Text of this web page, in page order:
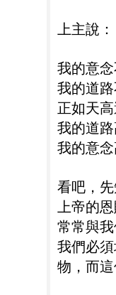
上主說：
我的意
我的道
正如天
我的道
我的意
看吧，
上帝的
常常與
我們必
物，而